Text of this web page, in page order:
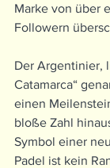
Marke von über
Followern
Der Argentinier,
Catamarca“
einen
bloße Zahl
Symbol einer
Padel ist kein